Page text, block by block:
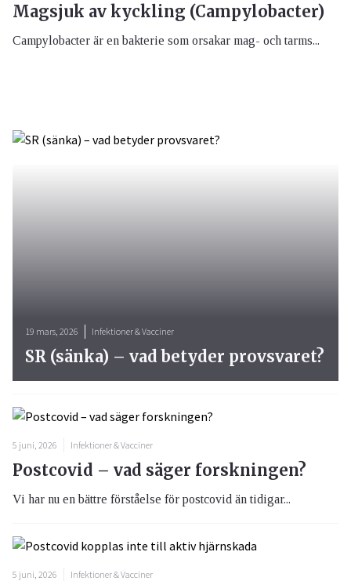
Magsjuk av kyckling (Campylobacter)
Campylobacter är en bakterie som orsakar mag- och tarms...
5 juni, 2026 Infektioner & Vacciner
Postcovid – vad säger forskningen?
Vi har nu en bättre förståelse för postcovid än tidigar...
5 juni, 2026 Infektioner & Vacciner
19 mars, 2026 Infektioner & Vacciner
SR (sänka) – vad betyder provsvaret?